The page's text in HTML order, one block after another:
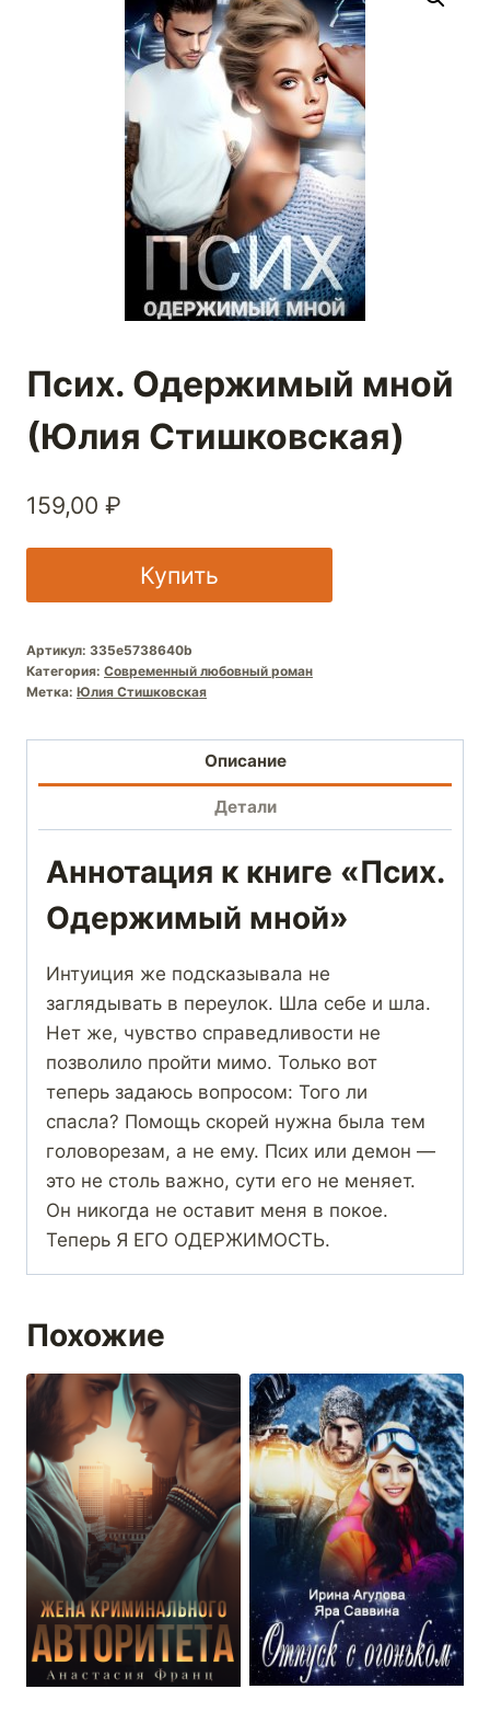
Псих. Одержимый мной
(Юлия Стишковская)
159,00 ₽
Купить
Артикул: 335e5738640b
Категория: Современный любовный роман
Метка: Юлия Стишковская
Описание
Детали
Аннотация к книге «Псих.
Одержимый мной»
Интуиция же подсказывала не
заглядывать в переулок. Шла себе и шла.
Нет же, чувство справедливости не
позволило пройти мимо. Только вот
теперь задаюсь вопросом: Того ли
спасла? Помощь скорей нужна была тем
головорезам, а не ему. Псих или демон —
это не столь важно, сути его не меняет.
Он никогда не оставит меня в покое.
Теперь Я ЕГО ОДЕРЖИМОСТЬ.
Похожие